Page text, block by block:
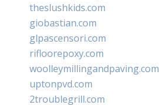
theslushkids.com
giobastian.com
glpascensori.com
rifloorepoxy.com
woolleymillingandpaving.com
uptonpvd.com
2troublegrill.com